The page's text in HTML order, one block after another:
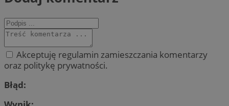
Akceptuję regulamin zamieszczania komentarzy
oraz politykę prywatności.
Błąd: